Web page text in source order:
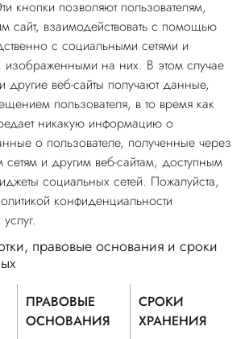
кнопки позволяют пользователям,
сайт, взаимодействовать с помощью
с социальными сетями и
изображенными на них. В этом случае
другие веб-сайты получают данные,
пользователя, в то время как
никакую информацию о
о пользователе, полученные через
сетям и другим веб-сайтам, доступным
социальных сетей. Пожалуйста,
конфиденциальности
правовые основания и сроки
ПРАВОВЫЕ
ОСНОВАНИЯ
СРОКИ
ХРАНЕНИЯ